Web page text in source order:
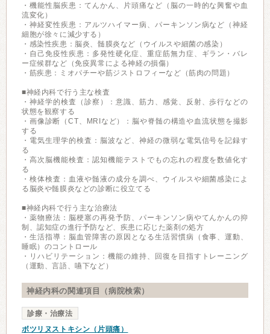
・機能性脳疾患：てんかん、片頭痛など（脳の一時的な興奮や血
流変化）
・神経変性疾患：アルツハイマー病、パーキンソン病など（神経
細胞が徐々に減少する）
・感染性疾患：脳炎、髄膜炎など（ウイルスや細菌の感染）
・自己免疫性疾患：多発性硬化症、重症筋無力症、ギラン・バレ
ー症候群など（免疫異常による神経の損傷）
・筋疾患：ミオパチーや筋ジストロフィーなど（筋肉の問題）
■神経内科で行う主な検査
・神経学的検査（診察）：意識、筋力、感覚、反射、歩行などの
状態を観察する
・画像診断（CT、MRIなど）：脳や脊髄の構造や血流状態を撮影
する
・電気生理学的検査：脳波など、神経の微弱な電気信号を記録す
る
・高次脳機能検査：認知機能テストでもの忘れの程度を数値化す
る
・検体検査：血液や髄液の成分を調べ、ウイルスや細菌感染によ
る脳炎や髄膜炎などの診断に役立てる
■神経内科で行う主な治療法
・薬物療法：脳梗塞の再発予防、パーキンソン病やてんかんの抑
制、認知症の進行予防など、疾患に応じた薬剤の処方
・生活指導：脳血管障害の原因となる生活習慣病（食事、運動、
睡眠）のコントロール
・リハビリテーション：機能の維持、回復を目指すトレーニング
（運動、言語、嚥下など）
神経内科の関連項目（病院検索）
診療・治療法
ボツリヌストキシン（片頭痛）